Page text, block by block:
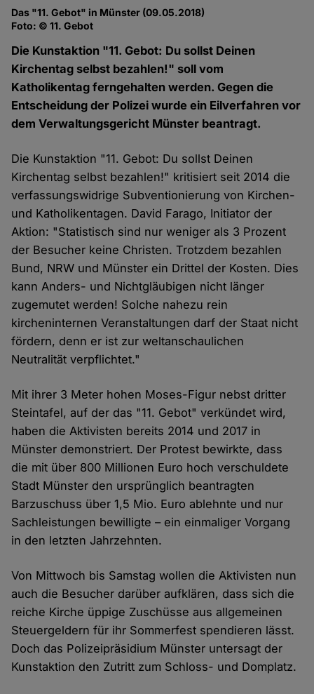
Das "11. Gebot" in Münster (09.05.2018)
Foto: © 11. Gebot
Die Kunstaktion "11. Gebot: Du sollst Deinen
Kirchentag selbst bezahlen!" soll vom
Katholikentag ferngehalten werden. Gegen die
Entscheidung der Polizei wurde ein Eilverfahren vor
dem Verwaltungsgericht Münster beantragt.
Die Kunstaktion "11. Gebot: Du sollst Deinen
Kirchentag selbst bezahlen!" kritisiert seit 2014 die
verfassungswidrige Subventionierung von Kirchen-
und Katholikentagen. David Farago, Initiator der
Aktion: "Statistisch sind nur weniger als 3 Prozent
der Besucher keine Christen. Trotzdem bezahlen
Bund, NRW und Münster ein Drittel der Kosten. Dies
kann Anders- und Nichtgläubigen nicht länger
zugemutet werden! Solche nahezu rein
kircheninternen Veranstaltungen darf der Staat nicht
fördern, denn er ist zur weltanschaulichen
Neutralität verpflichtet."
Mit ihrer 3 Meter hohen Moses-Figur nebst dritter
Steintafel, auf der das "11. Gebot" verkündet wird,
haben die Aktivisten bereits 2014 und 2017 in
Münster demonstriert. Der Protest bewirkte, dass
die mit über 800 Millionen Euro hoch verschuldete
Stadt Münster den ursprünglich beantragten
Barzuschuss über 1,5 Mio. Euro ablehnte und nur
Sachleistungen bewilligte – ein einmaliger Vorgang
in den letzten Jahrzehnten.
Von Mittwoch bis Samstag wollen die Aktivisten nun
auch die Besucher darüber aufklären, dass sich die
reiche Kirche üppige Zuschüsse aus allgemeinen
Steuergeldern für ihr Sommerfest spendieren lässt.
Doch das Polizeipräsidium Münster untersagt der
Kunstaktion den Zutritt zum Schloss- und Domplatz.